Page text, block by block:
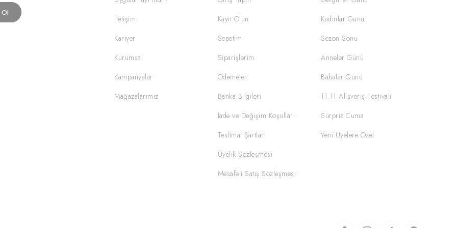
Ol
İletişim
Kariyer
Kurumsal
Kampanyalar
Mağazalarımız
Kayıt Olun
Sepetim
Siparişlerim
Ödemeler
Banka Bilgileri
İade ve Değişim Koşulları
Teslimat Şartları
Üyelik Sözleşmesi
Mesafeli Satış Sözleşmesi
Kadınlar Günü
Sezon Sonu
Anneler Günü
Babalar Günü
11.11 Alışveriş Festivali
Sürpriz Cuma
Yeni Üyelere Özel